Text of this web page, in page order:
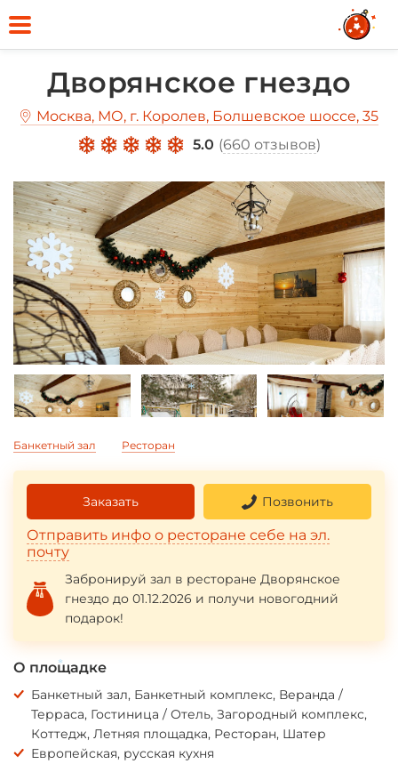
Дворянское гнездо
Москва, МО, г. Королев, Болшевское шоссе, 35
5.0 (660 отзывов)
Банкетный зал Ресторан
Заказать Позвонить
Отправить инфо о ресторане себе на эл.
почту
Забронируй зал в ресторане Дворянское
гнездо до 01.12.2026 и получи новогодний
подарок!
О площадке
Банкетный зал, Банкетный комплекс, Веранда /
Терраса, Гостиница / Отель, Загородный комплекс,
Коттедж, Летняя площадка, Ресторан, Шатер
Европейская, русская кухня
*